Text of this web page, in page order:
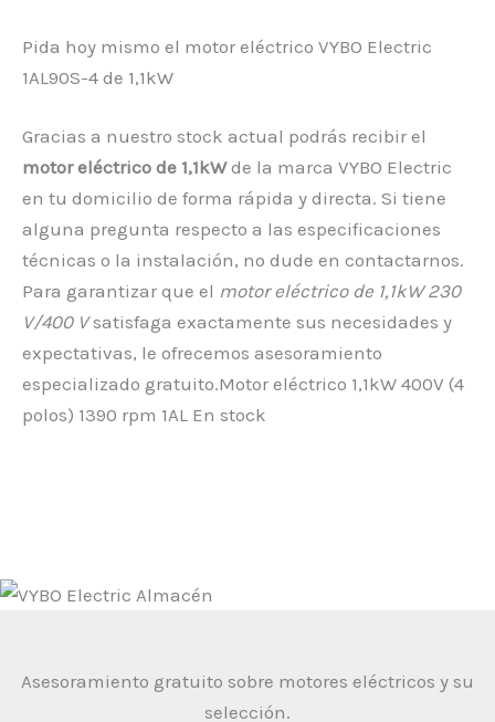
Pida hoy mismo el motor eléctrico VYBO Electric
1AL90S-4 de 1,1kW
Gracias a nuestro stock actual podrás recibir el
motor eléctrico de 1,1kWde la marca VYBO Electric
en tu domicilio de forma rápida y directa. Si tiene
alguna pregunta respecto a las especificaciones
técnicas o la instalación, no dude en contactarnos.
Para garantizar que el motor eléctrico de 1,1kW 230
V/400 Vsatisfaga exactamente sus necesidades y
expectativas, le ofrecemos asesoramiento
especializado gratuito.Motor eléctrico 1,1kW 400V (4
polos) 1390 rpm 1AL En stock
Asesoramiento gratuito sobre motores eléctricos y su
selección.